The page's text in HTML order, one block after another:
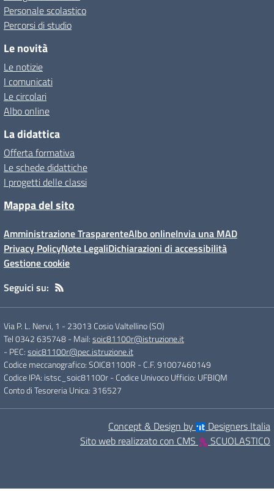
Personale scolastico
Percorsi di studio
Le novità
Le notizie
I comunicati
Le circolari
Albo online
La didattica
Offerta formativa
Le schede didattiche
I progetti delle classi
Mappa del sito
Amministrazione TrasparenteAlbo onlineInvia una MAD
Privacy PolicyNote LegaliDichiarazioni di accessibilità
Gestione cookie
Seguici su:
Via P. L. Nervi, 1 -23013 Cosio Valtellino (SO)
Tel 0342 635748- Mail:soic81100r@istruzione.it
- PEC:soic81100r@pec.istruzione.it
Codice meccanografico: SOIC81100R - C.F. 91007460149
Codice IPA: istsc_soic81100r- Codice Univoco Ufficio: UFBIQM
Conto di Tesoreria Unica: 316527
Concept & Design by
Designers Italia
Sito web realizzato con CMS
SCUOLASTICO